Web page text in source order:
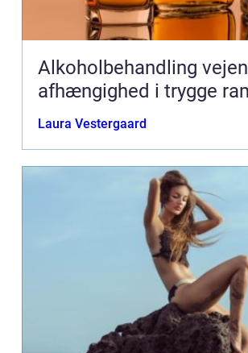
Alkoholbehandling vejen ud af
afhængighed i trygge
Laura Vestergaard